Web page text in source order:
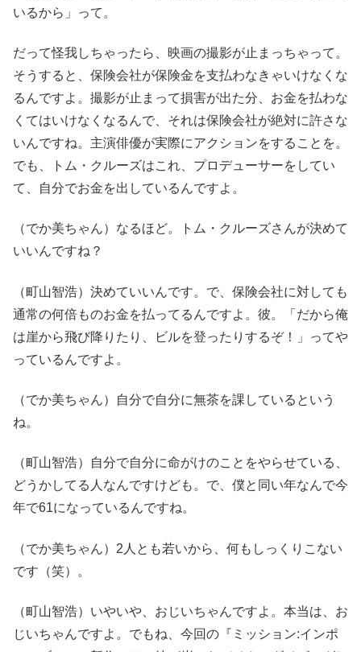
いるから」って。
だって怪我しちゃったら、映画の撮影が止まっちゃって。
そうすると、保険会社が保険金を支払わなきゃいけなくな
るんですよ。撮影が止まって損害が出た分、お金を払わな
くてはいけなくなるんで、それは保険会社が絶対に許さな
いんですね。主演俳優が実際にアクションをすることを。
でも、トム・クルーズはこれ、プロデューサーをしてい
て、自分でお金を出しているんですよ。
（でか美ちゃん）なるほど。トム・クルーズさんが決めて
いいんですね？
（町山智浩）決めていいんです。で、保険会社に対しても
通常の何倍ものお金を払ってるんですよ。彼。「だから俺
は崖から飛び降りたり、ビルを登ったりするぞ！」ってや
っているんですよ。
（でか美ちゃん）自分で自分に無茶を課しているという
ね。
（町山智浩）自分で自分に命がけのことをやらせている、
どうかしてる人なんですけども。で、僕と同い年なんで今
年で61になっているんですね。
（でか美ちゃん）2人とも若いから、何もしっくりこない
です（笑）。
（町山智浩）いやいや、おじいちゃんですよ。本当は、お
じいちゃんですよ。でもね、今回の『ミッション:インポ